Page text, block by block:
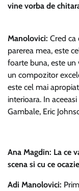
vine vorba de
Manolovici: Cred ca
parerea mea, este
foarte buna, este
un compozitor
este cel mai
interioara. In
Gambale, Eric
Ana Magdin: La ce
scena si cu ce
Adi Manolovici: